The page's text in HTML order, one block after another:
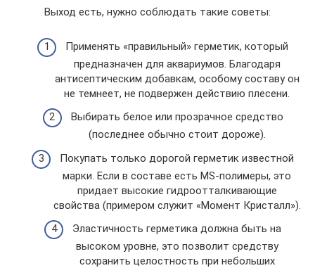
Выход есть, нужно соблюдать такие советы:
Применять «правильный» герметик, который
предназначен для аквариумов. Благодаря
антисептическим добавкам, особому составу он
не темнеет, не подвержен действию плесени.
Выбирать белое или прозрачное средство
(последнее обычно стоит дороже).
Покупать только дорогой герметик известной
марки. Если в составе есть MS-полимеры, это
придает высокие гидроотталкивающие
свойства (примером служит «Момент Кристалл»).
Эластичность герметика должна быть на
высоком уровне, это позволит средству
сохранить целостность при небольших